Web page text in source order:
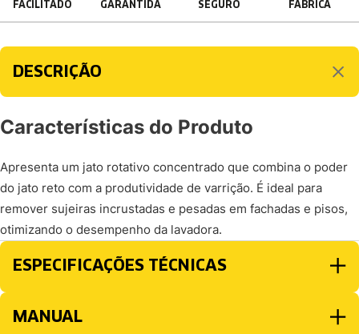
FACILITADO
GARANTIDA
SEGURO
FÁBRICA
DESCRIÇÃO
Características do Produto
Apresenta um jato rotativo concentrado que combina o poder
do jato reto com a produtividade de varrição. É ideal para
remover sujeiras incrustadas e pesadas em fachadas e pisos,
otimizando o desempenho da lavadora.
ESPECIFICAÇÕES TÉCNICAS
MANUAL